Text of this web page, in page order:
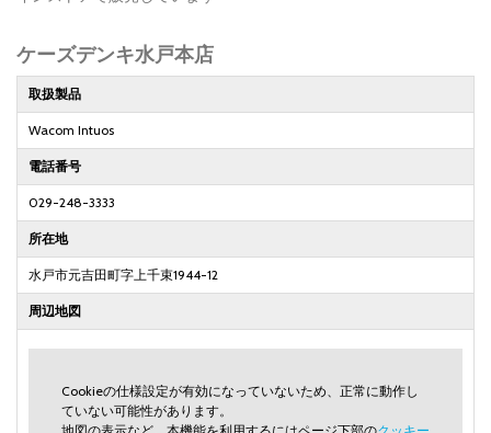
ケーズデンキ水戸本店
取扱製品
Wacom Intuos
電話番号
029-248-3333
所在地
水戸市元吉田町字上千束1944-12
周辺地図
Cookieの仕様設定が有効になっていないため、正常に動作し
ていない可能性があります。